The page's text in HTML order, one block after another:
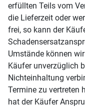
erfüllten Teils vom
die Lieferzeit oder
frei, so kann der
Umstände können
Käufer unverzüglich
Nichteinhaltung
Termine zu vertreten
hat der Käufer